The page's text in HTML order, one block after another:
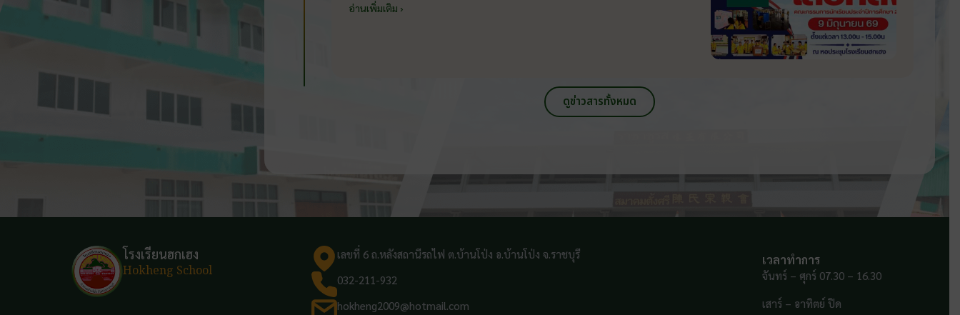
อ่านเพิ่มเติม ›
ดูข่าวสารทั้งหมด
โรงเรียนฮกเฮง
Hokheng School
เลขที่ 6 ถ.หลังสถานีรถไฟ ต.บ้านโป่ง อ.บ้านโป่ง จ.ราชบุรี
032-211-932
hokheng2009@hotmail.com
เวลาทำการ
จันทร์ – ศุกร์ 07.30 – 16.30
เสาร์ – อาทิตย์ ปิด